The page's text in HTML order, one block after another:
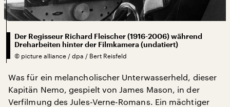
Der Regisseur Richard Fleischer (1916-2006) während
Dreharbeiten hinter der Filmkamera (undatiert)
© picture alliance / dpa / Bert Reisfeld
Was für ein melancholischer Unterwasserheld, dieser
Kapitän Nemo, gespielt von James Mason, in der
Verfilmung des Jules-Verne-Romans. Ein mächtiger